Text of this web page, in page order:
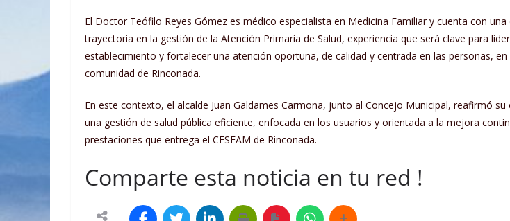
El Doctor Teófilo Reyes Gómez es médico especialista en Medicina Familiar y cuenta con una
trayectoria en la gestión de la Atención Primaria de Salud, experiencia que será clave para
establecimiento y fortalecer una atención oportuna, de calidad y centrada en las personas, en
comunidad de Rinconada.
En este contexto, el alcalde Juan Galdames Carmona, junto al Concejo Municipal, reafirmó
una gestión de salud pública eficiente, enfocada en los usuarios y orientada a la mejora
prestaciones que entrega el CESFAM de Rinconada.
Comparte esta noticia en tu red !